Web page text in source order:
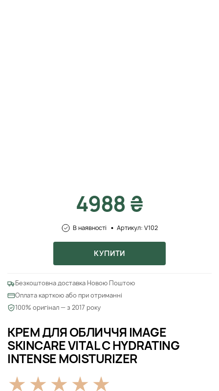
КРЕМ ДЛЯ ОБЛИЧЧЯ IMAGE
SKINCARE VITAL C HYDRATING
INTENSE MOISTURIZER
4988 ₴
В наявності Артикул: V102
КУПИТИ
Безкоштовна доставка Новою Поштою
Оплата карткою або при отриманні
100% оригінал — з 2017 року